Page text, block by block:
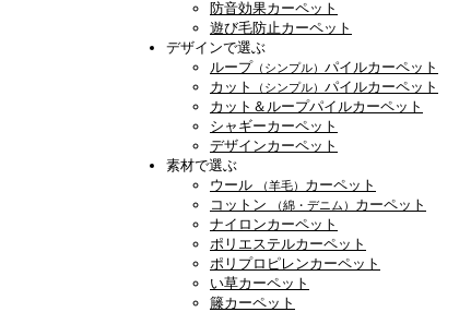
防音効果カーペット
遊び毛防止カーペット
デザインで選ぶ
ループ （シンプル） パイルカーペット
カット
（シンプル） パイルカーペット
カット＆ループパイルカーペット
シャギーカーペット
デザインカーペット
素材で選ぶ
ウール
（羊毛） カーペット
コットン
（綿・デニム） カーペット
ナイロンカーペット
ポリエステルカーペット
ポリプロピレンカーペット
い草カーペット
籐カーペット